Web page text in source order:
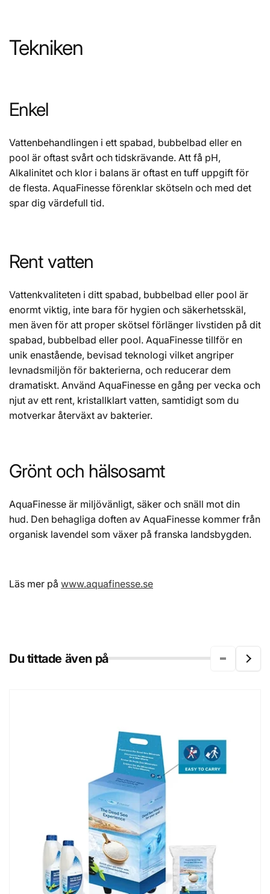
Tekniken
Enkel
Vattenbehandlingen i ett spabad, bubbelbad eller en
pool är oftast svårt och tidskrävande. Att få pH,
Alkalinitet och klor i balans är oftast en tuff uppgift för
de flesta. AquaFinesse förenklar skötseln och med det
spar dig värdefull tid.
Rent vatten
Vattenkvaliteten i ditt spabad, bubbelbad eller pool är
enormt viktig, inte bara för hygien och säkerhetsskäl,
men även för att proper skötsel förlänger livstiden på dit
spabad, bubbelbad eller pool. AquaFinesse tillför en
unik enastående, bevisad teknologi vilket angriper
levnadsmiljön för bakterierna, och reducerar dem
dramatiskt. Använd AquaFinesse en gång per vecka och
njut av ett rent, kristallklart vatten, samtidigt som du
motverkar återväxt av bakterier.
Grönt och hälsosamt
AquaFinesse är miljövänligt, säker och snäll mot din
hud. Den behagliga doften av AquaFinesse kommer från
organisk lavendel som växer på franska landsbygden.
Läs mer på www.aquafinesse.se
Du tittade även på